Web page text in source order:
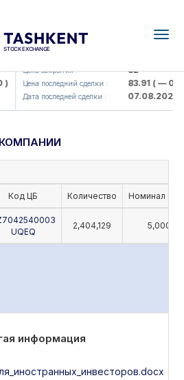
KFSK (<Kafolat sug'urta
Цена закрытия : 82
Цена последний сделки : 83.91( — 0.0 )
Дата последней сделки : 07.08.2026
Код ЦБ Количество Номинал
UQEQ
2,404,129 5,000
информация